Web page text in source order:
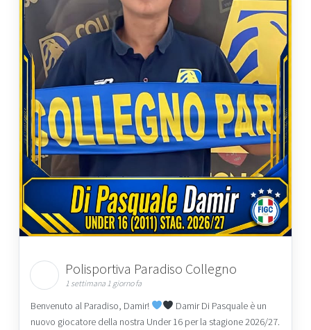
Polisportiva Paradiso Collegno
1 settimana 1 giorno fa
Benvenuto al Paradiso, Damir!
Damir Di Pasquale è un
nuovo giocatore della nostra Under 16 per la stagione 2026/27.